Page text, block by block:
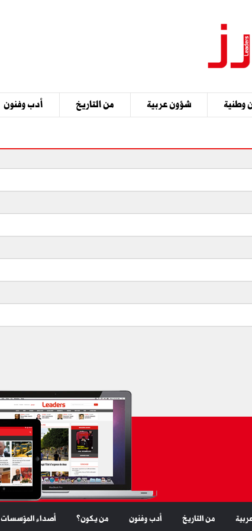
وطنية شؤون عربية من التاريخ أدب وفنون
من التاريخ أدب وفنون من يكون؟ أصداء المؤسسات